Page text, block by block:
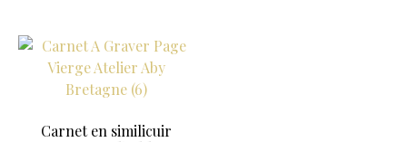
Carnet en similicuir